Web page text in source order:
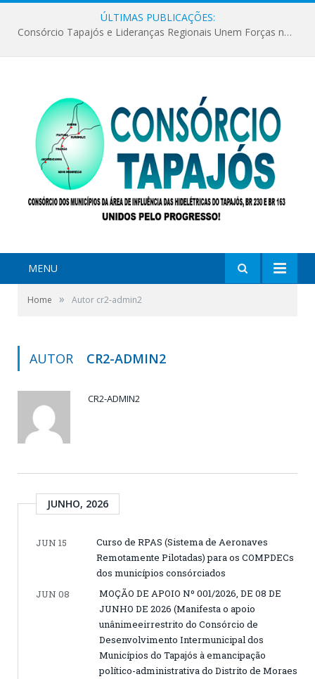
ÚLTIMAS PUBLICAÇÕES:
Consórcio Tapajós e Lideranças Regionais Unem Forças no Movimento Avança Tapajós.
MENU
Home » Autor cr2-admin2
AUTOR CR2-ADMIN2
CR2-ADMIN2
JUNHO, 2026
JUN 15
Curso de RPAS (Sistema de Aeronaves
Remotamente Pilotadas) para os COMPDECs
dos municípios consórciados
JUN 08
MOÇÃO DE APOIO Nº 001/2026, DE 08 DE
JUNHO DE 2026 (Manifesta o apoio
unânimeeirrestrito do Consórcio de
Desenvolvimento Intermunicipal dos
Municípios do Tapajós à emancipação
político-administrativa do Distrito de Moraes